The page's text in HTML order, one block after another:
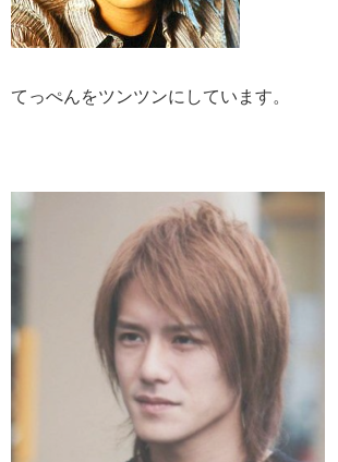
てっぺんをツンツンにしています。